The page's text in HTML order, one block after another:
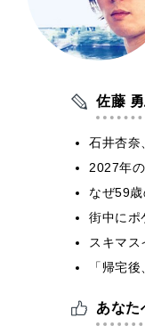
佐藤
石井杏奈
2027年
なぜ59
街中に
スキマ
「帰宅
あなた